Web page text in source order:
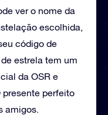
ver o nome da
escolhida,
código de
estrela tem um
da OSR e
presente perfeito
amigos.